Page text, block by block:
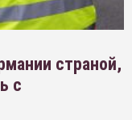
страной,
с